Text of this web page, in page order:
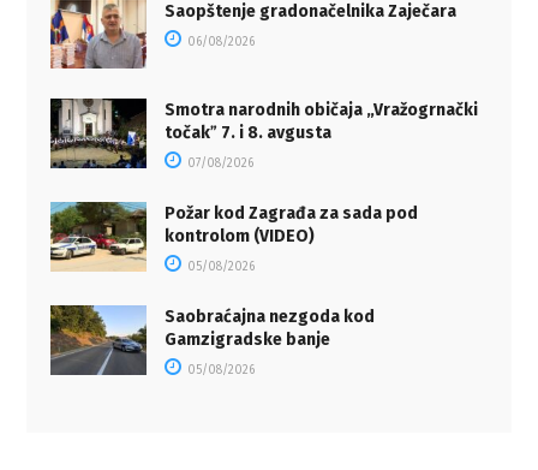
Saopštenje gradonačelnika Zaječara
06/08/2026
Smotra narodnih običaja „Vražogrnački
točakˮ 7. i 8. avgusta
07/08/2026
Požar kod Zagrađa za sada pod
kontrolom (VIDEO)
05/08/2026
Saobraćajna nezgoda kod
Gamzigradske banje
05/08/2026